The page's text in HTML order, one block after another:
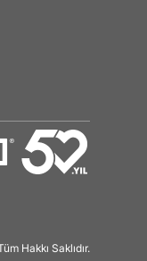
Hakkı Saklıdır.